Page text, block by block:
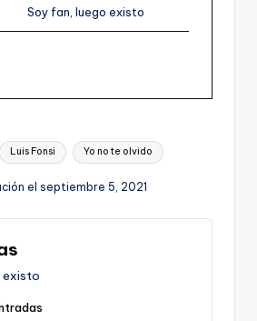
Soy fan, luego existo
Luis Fonsi Yo no te olvido
el septiembre 5, 2021
existo